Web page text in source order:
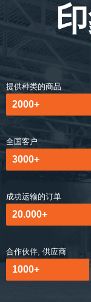
提供种类的商品
2000+
全国客户
3000+
成功运输的订单
20.000+
合作伙伴, 供应商
1000+